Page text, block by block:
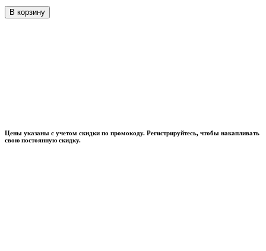
В корзину
Цены указаны с учетом скидки по промокоду. Регистрируйтесь, чтобы накапливать
свою постоянную скидку.